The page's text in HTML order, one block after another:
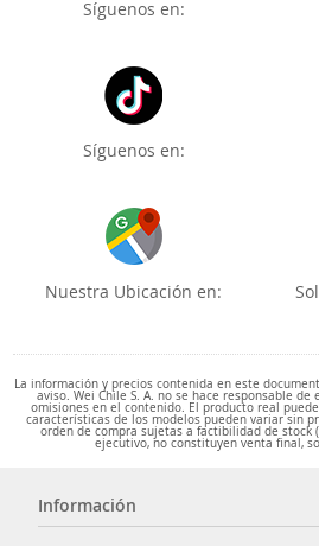
Síguenos en:
Síguenos en:
Nuestra Ubicación en:
La información y precios contenida en este
aviso. Wei Chile S. A. no se hace responsable
omisiones en el contenido. El producto real
características de los modelos pueden variar sin
orden de compra sujetas a factibilidad de stock
ejecutivo, no constituyen venta final,
Información